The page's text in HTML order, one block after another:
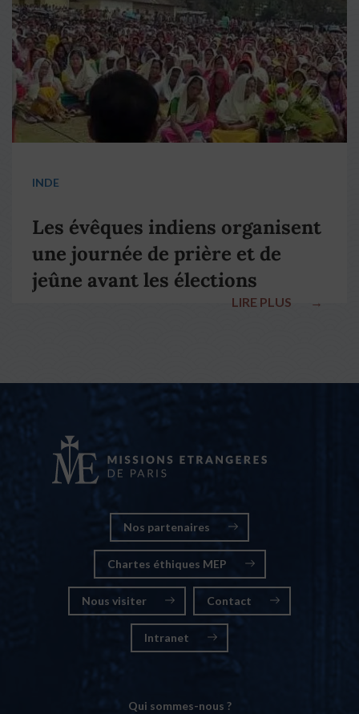
INDE
Les évêques indiens organisent
une journée de prière et de
jeûne avant les élections
LIRE PLUS →
Nos partenaires
Chartes éthiques MEP
Nous visiter Contact
Intranet
Qui sommes-nous ?